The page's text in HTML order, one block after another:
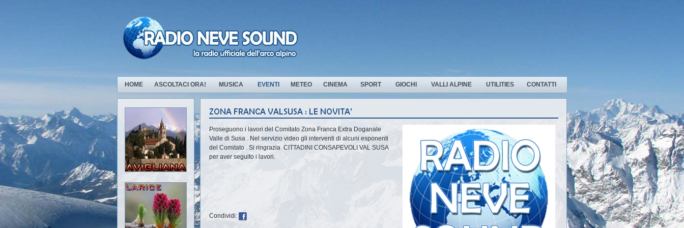
HOME ASCOLTACI ORA! MUSICA EVENTI METEO CINEMA SPORT GIOCHI VALLI ALPINE UTILITIES CONTATTI
Proseguono i lavori del Comitato Zona Franca Extra Doganale
Valle di Susa . Nel servizio video gli interventi di alcuni esponenti
del Comitato . Si ringrazia CITTADINI CONSAPEVOLI VAL SUSA
per aver seguito i lavori.
Condividi: